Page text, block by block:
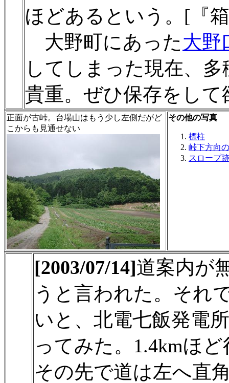
ほどあるという。[『
大野町にあった大野
してしまった現在、
貴重。ぜひ保存をし
正面が古峠。台場山はもう少し左側だがど
こからも見通せない
その他の写真
標柱
峠下方向
スロープ
[2003/07/14]道案内が
うと言われた。それ
いと、北電七飯発電
ってみた。1.4kmほ
その先で道は左へ直